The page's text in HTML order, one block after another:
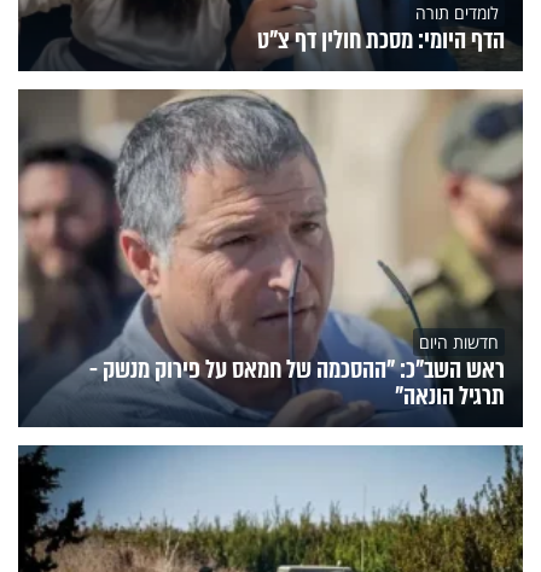
לומדים תורה
הדף היומי: מסכת חולין דף צ"ט
חדשות היום
ראש השב"כ: "ההסכמה של חמאס על פירוק מנשק -
תרגיל הונאה"